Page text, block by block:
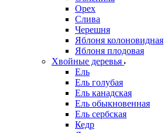
Орех
Слива
Черешня
Яблоня колоновидная
Яблоня плодовая
Хвойные деревья
Ель
Ель голубая
Ель канадская
Ель обыкновенная
Ель сербская
Кедр